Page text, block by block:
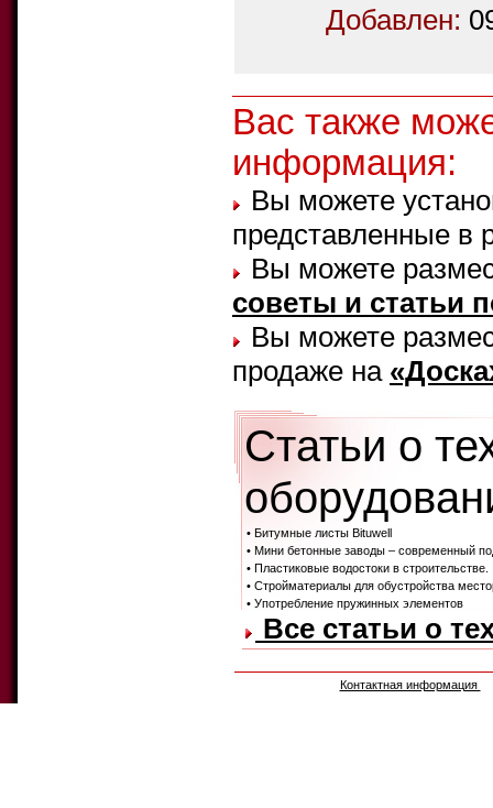
Добавлен:
Вас также
информация:
Вы можете
представленные в
Вы можете
советы и статьи
Вы можете
продаже на
Статьи о
• Битумные листы Bituwell
• Мини бетонные заводы – современный
• Пластиковые водостоки в строительстве.
• Стройматериалы для обустройства
• Употребление пружинных элементов
Все статьи о
Контактная информация